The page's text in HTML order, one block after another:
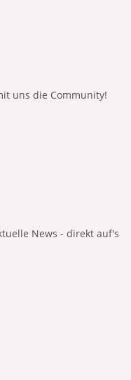
uns die Community!
News - direkt auf's